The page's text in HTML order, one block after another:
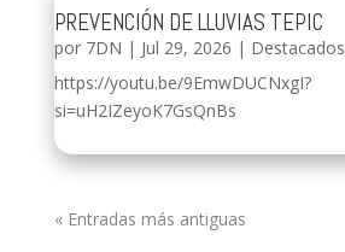
PREVENCIÓN DE LLUVIAS TEPIC
por 7DN | Jul 29, 2026 | Destacados
https://youtu.be/9EmwDUCNxgI?
si=uH2IZeyoK7GsQnBs
« Entradas más antiguas